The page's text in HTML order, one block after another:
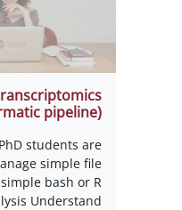
pipeline)"
students are
simple file
bash or R
Understand